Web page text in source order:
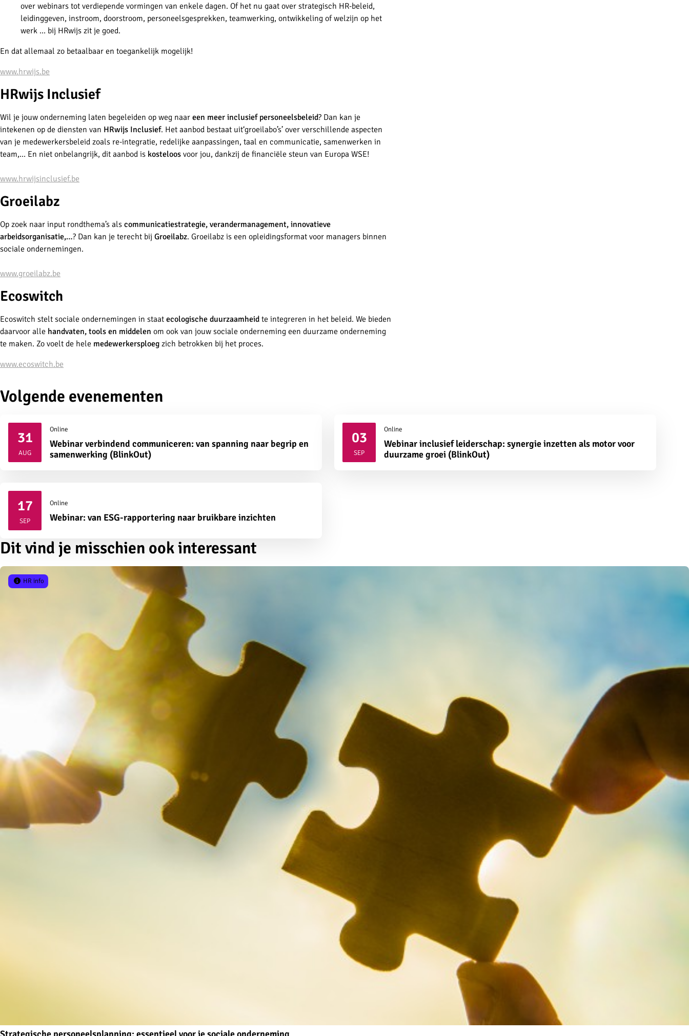
over webinars tot verdiepende vormingen van enkele dagen. Of het nu gaat over strategisch HR-beleid,
leidinggeven, instroom, doorstroom, personeelsgesprekken, teamwerking, ontwikkeling of welzijn op het
werk … bij HRwijs zit je goed.
En dat allemaal zo betaalbaar en toegankelijk mogelijk!
www.hrwijs.be
HRwijs Inclusief
Wil je jouw onderneming laten begeleiden op weg naar een meer inclusief personeelsbeleid? Dan kan je
intekenen op de diensten van HRwijs Inclusief. Het aanbod bestaat uit‘groeilabo’s’ over verschillende aspecten
van je medewerkersbeleid zoals re-integratie, redelijke aanpassingen, taal en communicatie, samenwerken in
team,… En niet onbelangrijk, dit aanbod is kosteloos voor jou, dankzij de financiële steun van Europa WSE!
www.hrwijsinclusief.be
Groeilabz
Op zoek naar input rondthema’s als communicatiestrategie, verandermanagement, innovatieve
arbeidsorganisatie,…? Dan kan je terecht bij Groeilabz. Groeilabz is een opleidingsformat voor managers binnen
sociale ondernemingen.
www.groeilabz.be
Ecoswitch
Ecoswitch stelt sociale ondernemingen in staat ecologische duurzaamheid te integreren in het beleid. We bieden
daarvoor alle handvaten, tools en middelen om ook van jouw sociale onderneming een duurzame onderneming
te maken. Zo voelt de hele medewerkersploeg zich betrokken bij het proces.
www.ecoswitch.be
Volgende evenementen
31
AUG2026
Online
Webinar verbindend communiceren: van spanning naar begrip en
samenwerking (BlinkOut)
03
SEP2026
Online
Webinar inclusief leiderschap: synergie inzetten als motor voor
duurzame groei (BlinkOut)
17
SEP2026
Online
Webinar: van ESG-rapportering naar bruikbare inzichten
Dit vind je misschien ook interessant
HR info